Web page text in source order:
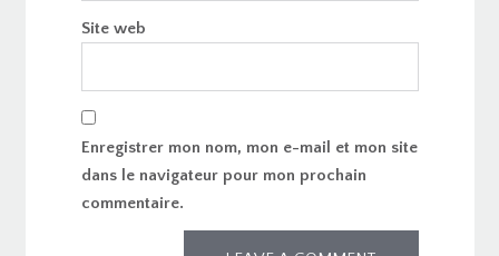
Site web
Enregistrer mon nom, mon e-mail et mon site
dans le navigateur pour mon prochain
commentaire.